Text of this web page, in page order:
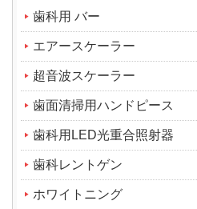
歯科用 バー
エアースケーラー
超音波スケーラー
歯面清掃用ハンドピース
歯科用LED光重合照射器
歯科レントゲン
ホワイトニング